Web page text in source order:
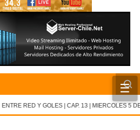
☰
ENTRE RED Y GOLES | CAP. 13 | MIERCOLES 5